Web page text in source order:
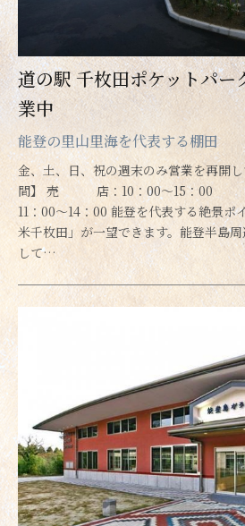
道の駅 千枚田ポケットパ
業中
能登の里山里海を代表する棚田
金、土、日、祝の週末のみ営業を再開
間】 売 店：10：00～15：
11：00～14：00 能登を代表する絶景ポ
米千枚田」が一望できます。能登半島
して…